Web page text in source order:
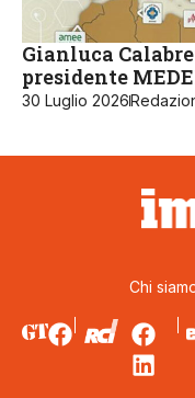
Gianluca
presidente
30 Luglio 2026
Chi